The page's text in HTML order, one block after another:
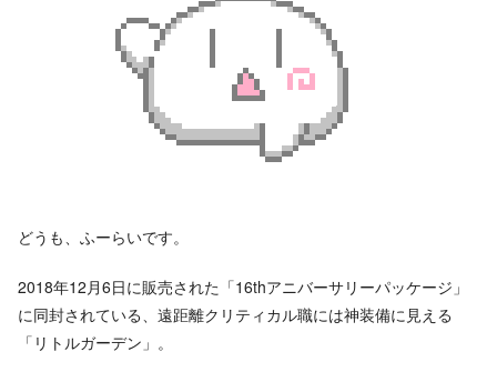
どうも、ふーらいです。
2018年12月6日に販売された「16thアニバーサリーパッケージ」
に同封されている、遠距離クリティカル職には神装備に見える
「リトルガーデン」。